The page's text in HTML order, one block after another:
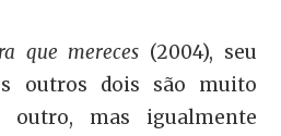
que mereces (2004), seu
outros dois são muito
outro, mas igualmente